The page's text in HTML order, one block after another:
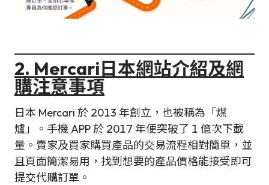
2. Mercari日本網站介紹及網
購注意事項
日本 Mercari 於 2013 年創立，也被稱為「煤
爐」。手機 APP 於 2017 年便突破了 1 億次下載
量。賣家及買家購買產品的交易流程相對簡單，並
且頁面簡潔易用，找到想要的產品價格能接受即可
提交代購訂單。